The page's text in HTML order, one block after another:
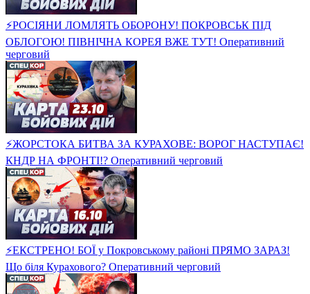
⚡️РОСІЯНИ ЛОМЛЯТЬ ОБОРОНУ! ПОКРОВСЬК ПІД
ОБЛОГОЮ! ПІВНІЧНА КОРЕЯ ВЖЕ ТУТ! Оперативний
черговий
⚡️ЖОРСТОКА БИТВА ЗА КУРАХОВЕ: ВОРОГ НАСТУПАЄ!
КНДР НА ФРОНТІ!? Оперативний черговий
⚡️ЕКСТРЕНО! БОЇ у Покровському районі ПРЯМО ЗАРАЗ!
Що біля Курахового? Оперативний черговий